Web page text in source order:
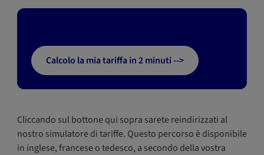
Calcolo la mia tariffa in 2 minuti -->
Cliccando sul bottone qui sopra sarete reindirizzati al
nostro simulatore di tariffe. Questo percorso è disponibile
in inglese, francese o tedesco, a secondo della vostra